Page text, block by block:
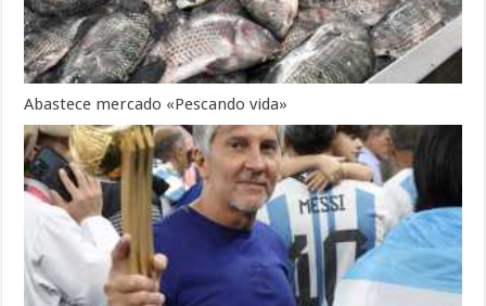
Abastece mercado «Pescando vida»